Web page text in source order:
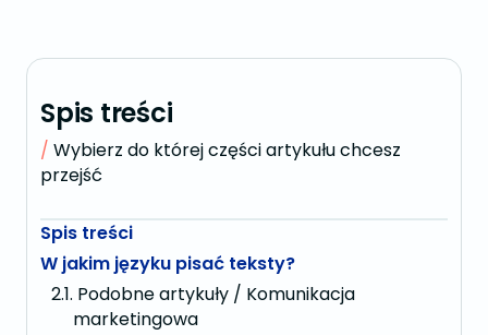
Spis treści
Wybierz do której części artykułu chcesz
przejść
Spis treści
W jakim języku pisać teksty?
Podobne artykuły / Komunikacja
marketingowa